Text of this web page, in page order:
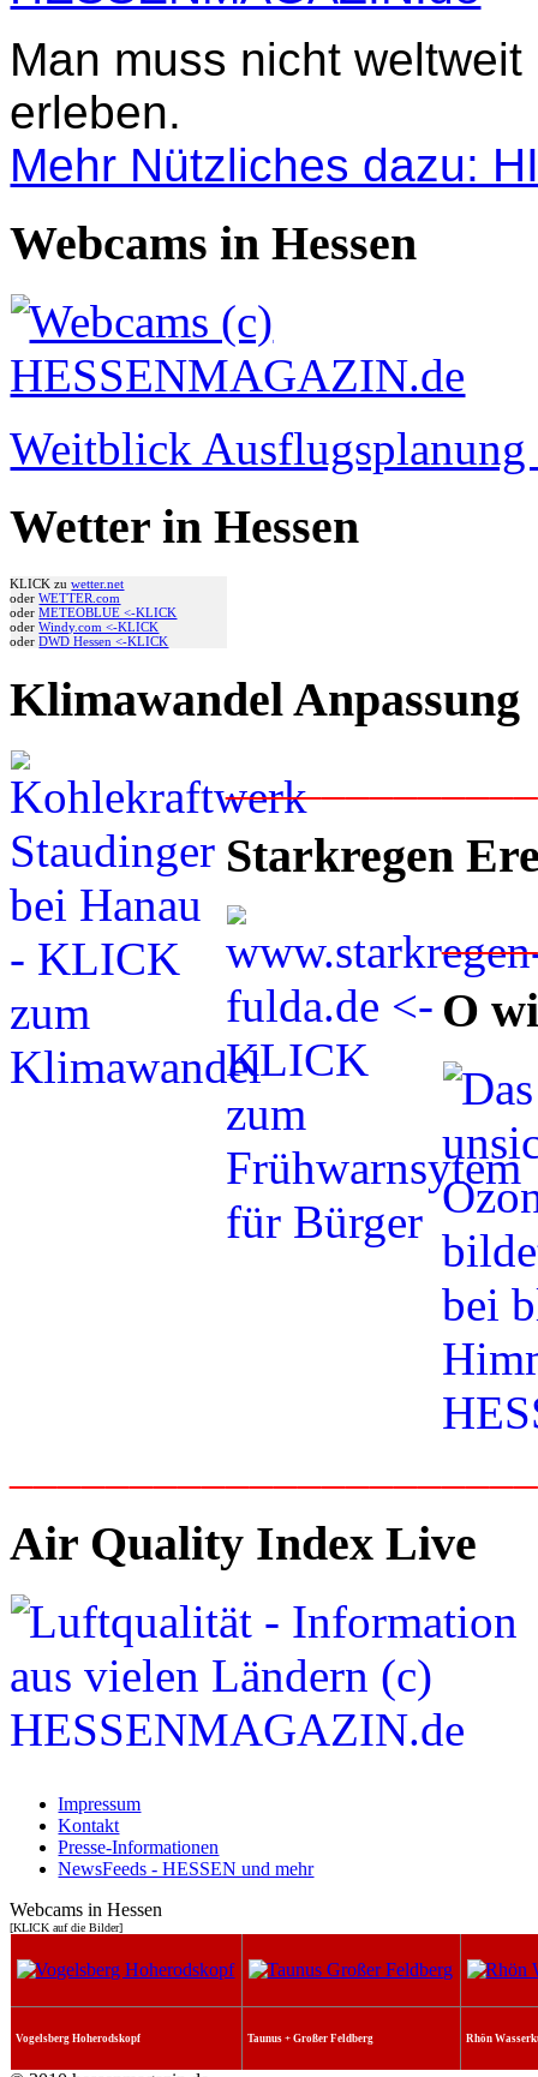
Man muss nicht
erleben.
Mehr Nützliches dazu:
Webcams in Hessen
Weitblick
Wetter in Hessen
KLICK zuwetter.net
oderWETTER.com
oderMETEOBLUE <-KLICK
oderWindy.com <-KLICK
oderDWD Hessen <-KLICK
Klimawandel Anpassung
Starkregen
O
Air Quality Index Live
Impressum
Kontakt
Presse-Informationen
NewsFeeds - HESSEN und mehr
Webcams in Hessen
[KLICK auf die Bilder]
Vogelsberg Hoherodskopf Taunus + Großer Feldberg Rhön